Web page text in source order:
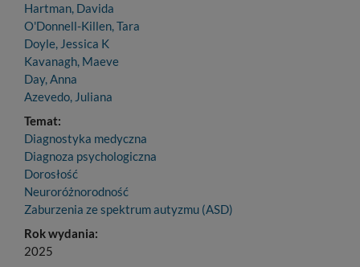
Hartman, Davida
O'Donnell-Killen, Tara
Doyle, Jessica K
Kavanagh, Maeve
Day, Anna
Azevedo, Juliana
Temat:
Diagnostyka medyczna
Diagnoza psychologiczna
Dorosłość
Neuroróżnorodność
Zaburzenia ze spektrum autyzmu (ASD)
Rok wydania:
2025